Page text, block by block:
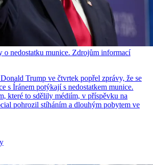
o nedostatku munice. Zdrojům informací
Trump ve čtvrtek popřel zprávy, že se
s Íránem potýkají s nedostatkem munice.
které to sdělily médiím, v příspěvku na
pohrozil stíháním a dlouhým pobytem ve